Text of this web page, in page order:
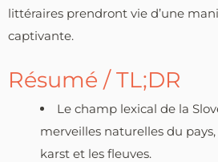
littéraires prendront vie d’une
captivante.
Résumé / TL;DR
Le champ lexical de la
merveilles naturelles du
karst et les fleuves.